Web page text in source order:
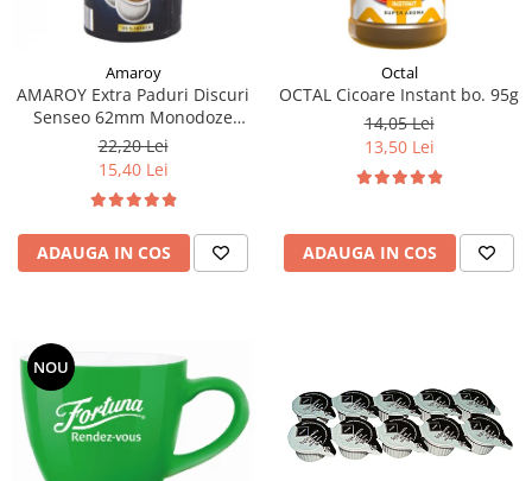
Amaroy
AMAROY Extra Paduri Discuri
Senseo 62mm Monodoze
20buc 140g
22,20 Lei
15,40 Lei
ADAUGA IN COS
Octal
OCTAL Cicoare Instant bo. 95g
14,05 Lei
13,50 Lei
ADAUGA IN COS
NOU